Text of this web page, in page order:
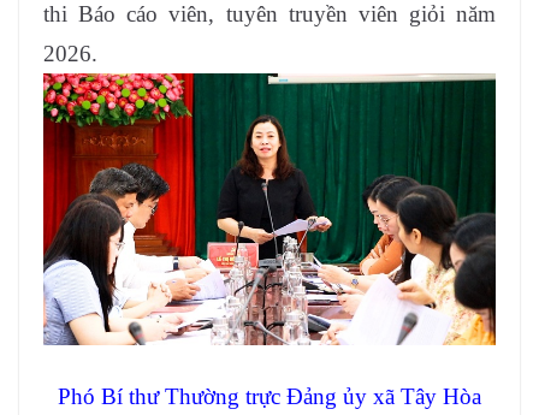
thi Báo cáo viên, tuyên truyền viên giỏi năm
2026.
Phó Bí thư Thường trực Đảng ủy xã Tây Hòa